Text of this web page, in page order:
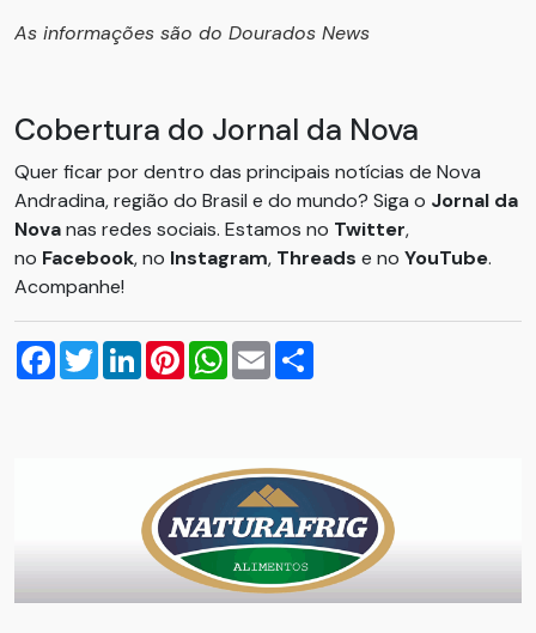
As informações são do Dourados News
Cobertura do Jornal da Nova
Quer ficar por dentro das principais notícias de Nova
Andradina, região do Brasil e do mundo? Siga o Jornal da
Novanas redes sociais. Estamos no Twitter,
no Facebook, no Instagram, Threads e no YouTube.
Acompanhe!
Facebook
TwitterLinkedInPinterestWhatsApp
Email